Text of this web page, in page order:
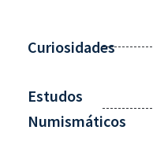
Curiosidades
Estudos
Numismáticos